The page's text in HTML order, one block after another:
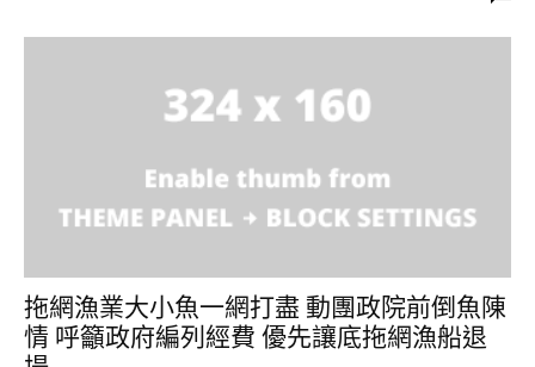
拖網漁業大小魚一網打盡 動團政院前倒魚陳
情 呼籲政府編列經費 優先讓底拖網漁船退